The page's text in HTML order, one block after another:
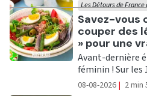
Ecouter
Savez-vous
couper des
» pour une
Les Détours de
Avant-dernière
féminin ! Sur les
08-08-2026 | 2 min